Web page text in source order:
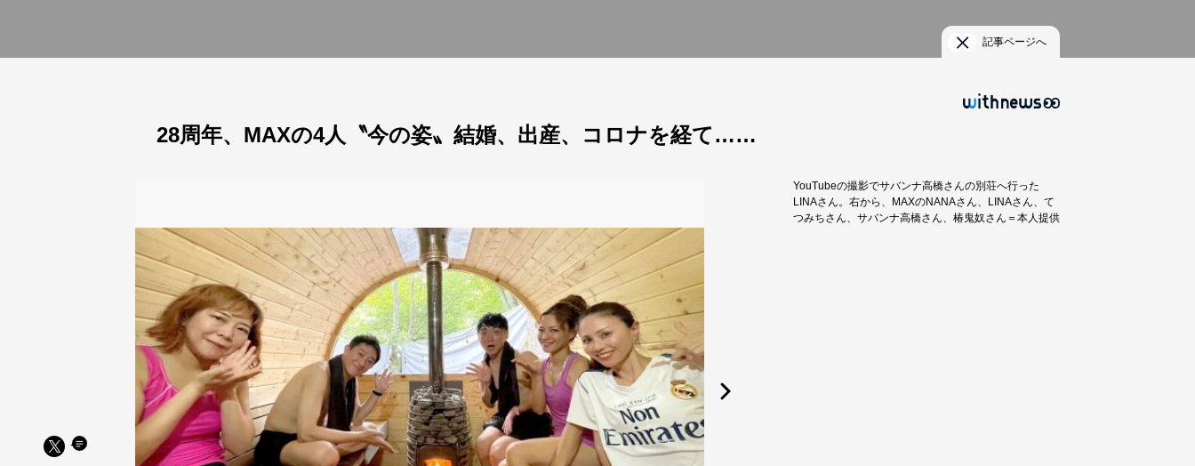
記事ページへ
28周年、MAXの4人〝今の姿〟結婚、出産、コロナを経て……
YouTubeの撮影でサバンナ高橋さんの別荘へ行った
LINAさん。右から、MAXのNANAさん、LINAさん、て
つみちさん、サバンナ高橋さん、椿鬼奴さん＝本人提供